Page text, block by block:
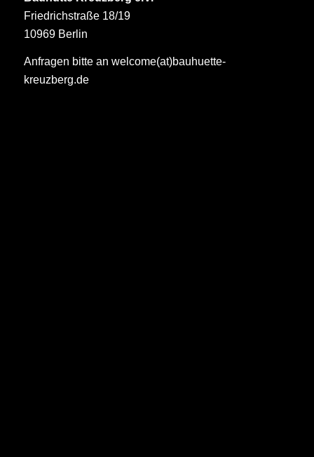
Friedrichstraße 18/19
10969 Berlin
Anfragen bitte an welcome(at)bauhuette-
kreuzberg.de